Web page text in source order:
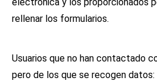
electrónica y los proporcionados
rellenar los formularios.
Usuarios que no han contactado
pero de los que se recogen